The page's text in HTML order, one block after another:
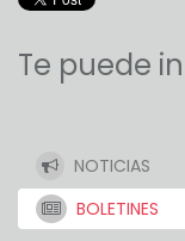
Te puede
NOTICIAS
BOLETINES